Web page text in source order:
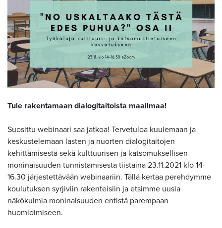
Tule rakentamaan dialogitaitoista maailmaa!
Suosittu webinaari saa jatkoa! Tervetuloa kuulemaan ja
keskustelemaan lasten ja nuorten dialogitaitojen
kehittämisestä sekä kulttuurisen ja katsomuksellisen
moninaisuuden tunnistamisesta tiistaina 23.11.2021 klo 14-
16.30 järjestettävään webinaariin. Tällä kertaa perehdymme
koulutuksen syrjiviin rakenteisiin ja etsimme uusia
näkökulmia moninaisuuden entistä parempaan
huomioimiseen.